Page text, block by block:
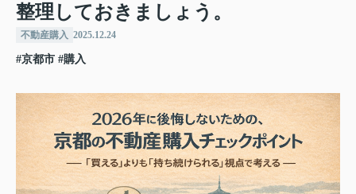
整理しておきましょう。
不動産購入 2025.12.24
#京都市 #購入